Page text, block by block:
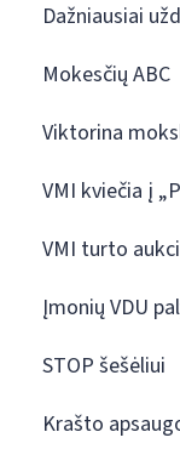
Dažniausiai
Mokesčių ABC
Viktorina
VMI kviečia į
VMI turto
Įmonių VDU
STOP šešėliui
Krašto